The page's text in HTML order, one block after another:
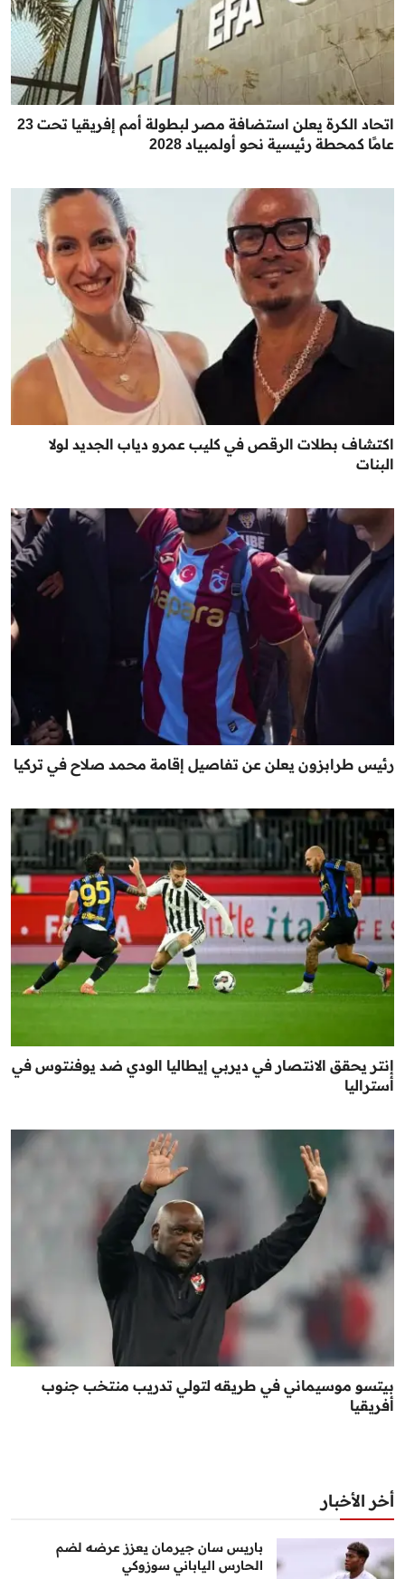
اتحاد الكرة يعلن استضافة مصر لبطولة أمم إفريقيا تحت 23
عامًا كمحطة رئيسية نحو أولمبياد 2028
اكتشاف بطلات الرقص في كليب عمرو دياب الجديد لولا
البنات
رئيس طرابزون يعلن عن تفاصيل إقامة محمد صلاح في تركيا
إنتر يحقق الانتصار في ديربي إيطاليا الودي ضد يوفنتوس في
أستراليا
بيتسو موسيماني في طريقه لتولي تدريب منتخب جنوب
أفريقيا
أخر الأخبار
باريس سان جيرمان يعزز عرضه لضم
الحارس الياباني سوزوكي